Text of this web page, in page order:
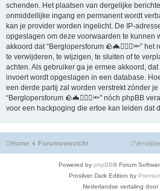
schenden. Het plaatsen van dergelijke
onmiddellijke ingang en permanent wordt
kan je provider worden ingelicht. De IP-
opgeslagen om deze voorwaarden te kunnen
akkoord dat “Berglopersforum 🪨🦇🚶🏻‍♂️🔦”
te verwijderen, te wijzigen, te sluiten of te
achten. Als gebruiker ga je ermee akkoord,
invoert wordt opgeslagen in een database.
een derde partij zal worden verstrekt zónder je
“Berglopersforum 🪨🦇🚶🏻‍♂️🔦” nóch phpBB
voor een hackpoging die ertoe kan leiden dat
Home Forumoverzicht
Powered by phpBB® Forum
Prosilver Dark Edition by
Nederlandse vertaling door